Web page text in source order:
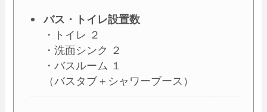
バス・トイレ設置数
・トイレ ２
・洗面シンク ２
・バスルーム １
（バスタブ＋シャワーブース）